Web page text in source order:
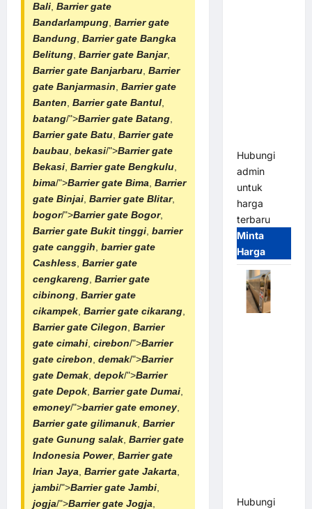
Bali, Barrier gate
Bandarlampung, Barrier gate
Bandung, Barrier gate Bangka
Belitung, Barrier gate Banjar,
Barrier gate Banjarbaru, Barrier
gate Banjarmasin, Barrier gate
Banten, Barrier gate Bantul,
batang/">Barrier gate Batang,
Barrier gate Batu, Barrier gate
baubau, bekasi/">Barrier gate
Bekasi, Barrier gate Bengkulu,
bima/">Barrier gate Bima, Barrier
gate Binjai, Barrier gate Blitar,
bogor/">Barrier gate Bogor,
Barrier gate Bukit tinggi, barrier
gate canggih, barrier gate
Cashless, Barrier gate
cengkareng, Barrier gate
cibinong, Barrier gate
cikampek, Barrier gate cikarang,
Barrier gate Cilegon, Barrier
gate cimahi, cirebon/">Barrier
gate cirebon, demak/">Barrier
gate Demak, depok/">Barrier
gate Depok, Barrier gate Dumai,
emoney/">barrier gate emoney,
Barrier gate gilimanuk, Barrier
gate Gunung salak, Barrier gate
Indonesia Power, Barrier gate
Irian Jaya, Barrier gate Jakarta,
jambi/">Barrier gate Jambi,
jogja/">Barrier gate Jogja,
Hubungi
admin
untuk
harga
terbaru
Minta
Harga
Hubungi